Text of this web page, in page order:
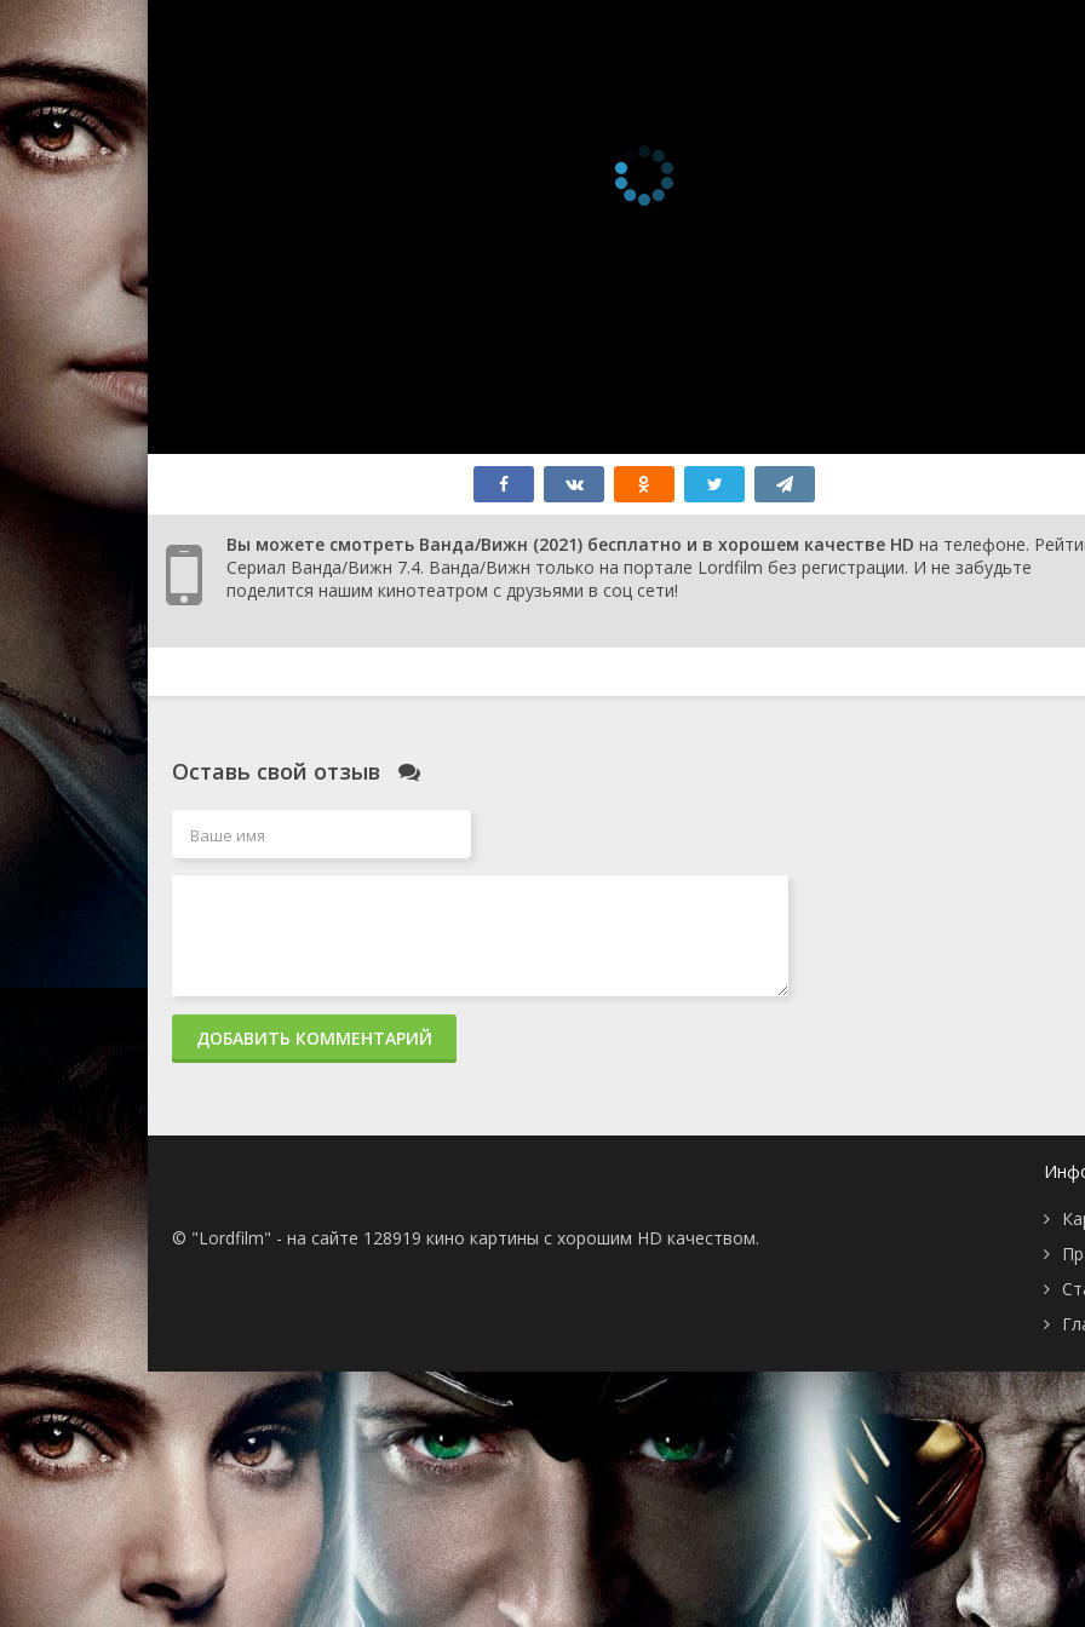
Вы можете смотреть Ванда/Вижн (2021) бесплатно и в хорошем качестве HD на телефоне.
Сериал Ванда/Вижн 7.4. Ванда/Вижн только на портале Lordfilm без регистрации. И не забудьте
поделится нашим кинотеатром с друзьями в соц сети!
Оставь свой отзыв
ДОБАВИТЬ КОММЕНТАРИЙ
© "Lordfilm" - на сайте 128919 кино картины с хорошим HD качеством.